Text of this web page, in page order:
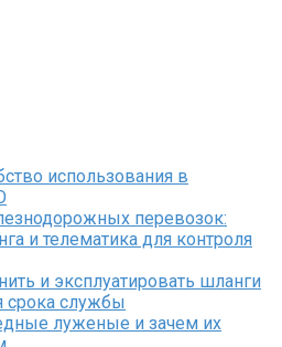
использования в
перевозок:
и телематика для контроля
и эксплуатировать шланги
срока службы
луженые и зачем их